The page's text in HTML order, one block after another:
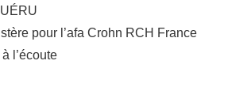
pour l’a­fa Crohn RCH France
l’écoute